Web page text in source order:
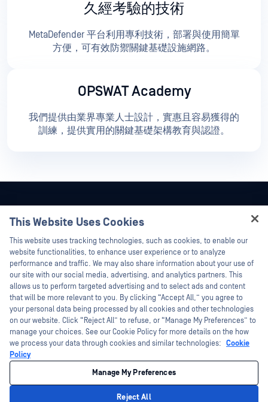
久經考驗的技術
MetaDefender 平台利用專利技術，部署與使用簡單
方便，可有效防禦關鍵基礎設施網路。
OPSWAT Academy
我們提供由業界專業人士設計，實惠且容易獲得的
訓練，提供實用的關鍵基礎架構教育與認證。
©2026OPSWAT . 保留所有權利。OPSWAT、MetaDefender、Metascan、
MetaAccess、OPSWAT 、Trust no File. Trust No Device.、OPSWAT 、Protecting the
World's Critical Infrastructure、Deep CDR™ Technology、InQuest、InQuest標誌、
DFI、RetroHunt、Deep File Inspection 及 Join the Hunt 均為OPSWAT 之商標。第三
方商標均為其各自所有者之財產。
This Website Uses Cookies
This website uses tracking technologies, such as cookies, to enable our
website functionalities, to enhance user experience or to analyze
performance and traffic. We may also share information about your use of
our site with our social media, advertising, and analytics partners. This
allows us to perform targeted advertising and to select ads and content
that will be more relevant to you. By clicking “Accept All,” you agree to
your personal data being processed by all cookies and other technologies
on our website. Click “Reject All” to refuse, or “Manage My Preferences” to
manage your choices. See our Cookie Policy for more details on the how
we process your data through cookies and similar technologies: Cookie
Policy
Manage My Preferences
Reject All
Hey there!
I'm Ozzy, your OPSWAT virtual assistant.
How can I help you secure what's critical
today?